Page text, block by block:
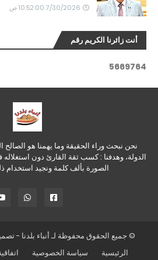
7/30/2026 10:52:00 ص
أنت زائرنا الكريم رقم
5669764
نحن نبحث وراء الحقيقة وما يهمنا هو
الدولة، وهدفنا : كسب ثقة القارئ دون استغلاله
الصورة بألف كلمة ونجيد
© جميع الحقوق محفوظة لـ أنباء بلدنا -
الرئيسية
سياسة الخصوصية